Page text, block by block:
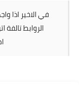
في الاخير اذا
الروابط